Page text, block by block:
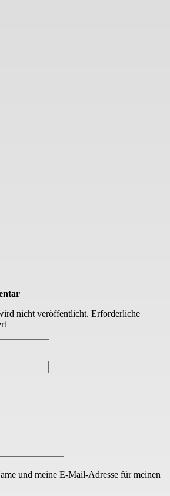
nicht veröffentlicht. Erforderliche
und meine E-Mail-Adresse für meinen